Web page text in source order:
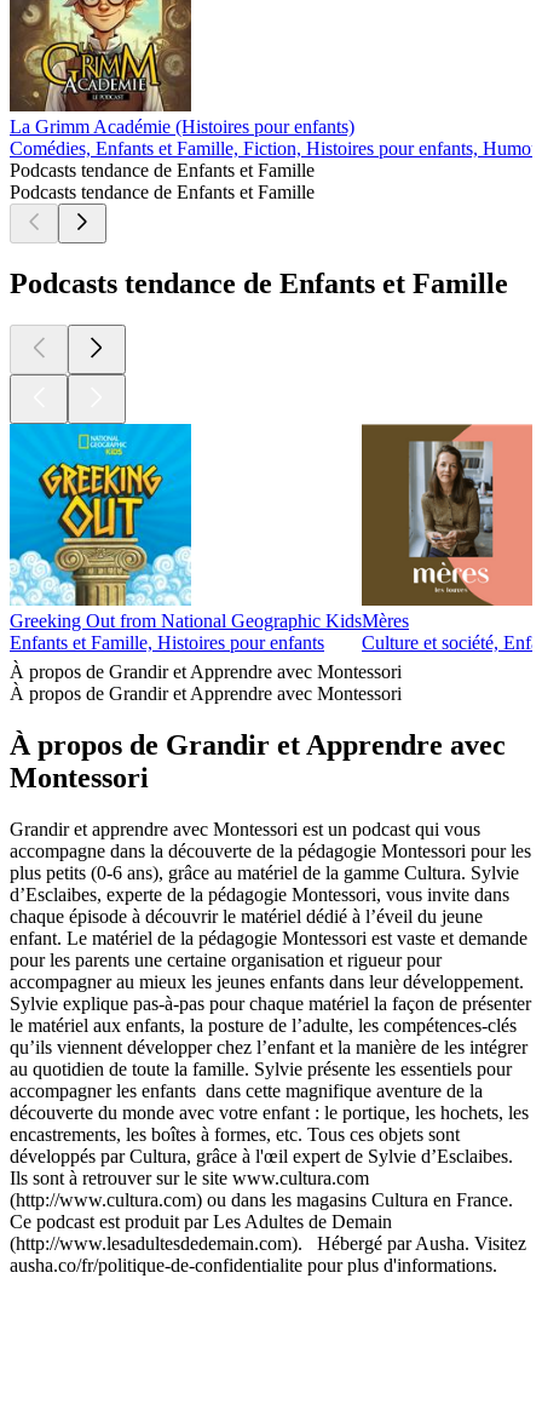
La Grimm Académie (Histoires pour enfants)
Comédies, Enfants et Famille, Fiction, Histoires pour enfants,
Podcasts tendance de Enfants et Famille
Podcasts tendance de Enfants et Famille
Podcasts tendance de Enfants et Famille
Greeking Out from National Geographic Kids
Enfants et Famille, Histoires pour enfants
Mères
Culture et société,
À propos de Grandir et Apprendre avec Montessori
À propos de Grandir et Apprendre avec Montessori
À propos de Grandir et Apprendre avec
Montessori
Grandir et apprendre avec Montessori est un podcast qui vous
accompagne dans la découverte de la pédagogie Montessori pour les
plus petits (0-6 ans), grâce au matériel de la gamme Cultura. Sylvie
d’Esclaibes, experte de la pédagogie Montessori, vous invite dans
chaque épisode à découvrir le matériel dédié à l’éveil du jeune
enfant. Le matériel de la pédagogie Montessori est vaste et demande
pour les parents une certaine organisation et rigueur pour
accompagner au mieux les jeunes enfants dans leur développement.
Sylvie explique pas-à-pas pour chaque matériel la façon de présenter
le matériel aux enfants, la posture de l’adulte, les compétences-clés
qu’ils viennent développer chez l’enfant et la manière de les intégrer
au quotidien de toute la famille. Sylvie présente les essentiels pour
accompagner les enfants dans cette magnifique aventure de la
découverte du monde avec votre enfant : le portique, les hochets, les
encastrements, les boîtes à formes, etc. Tous ces objets sont
développés par Cultura, grâce à l'œil expert de Sylvie d’Esclaibes.
Ils sont à retrouver sur le site www.cultura.com
(http://www.cultura.com) ou dans les magasins Cultura en France.
Ce podcast est produit par Les Adultes de Demain
(http://www.lesadultesdedemain.com). Hébergé par Ausha. Visitez
ausha.co/fr/politique-de-confidentialite pour plus d'informations.